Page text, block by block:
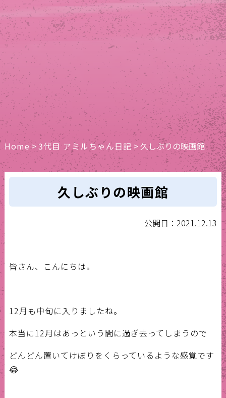
Home>3代目 アミルちゃん日記>久しぶりの映画館
久しぶりの映画館
公開日：2021.12.13
皆さん、こんにちは。
12月も中旬に入りましたね。
本当に12月はあっという間に過ぎ去ってしまうので
どんどん置いてけぼりをくらっているような感覚です
😂